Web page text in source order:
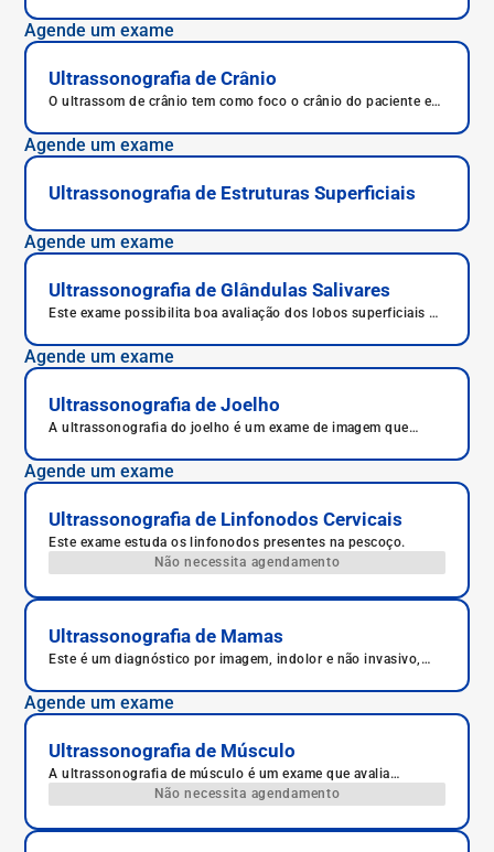
ossos e também rupturas nos tendões.
Agende um exame
Ultrassonografia de Crânio
O ultrassom de crânio tem como foco o crânio do paciente e
aprofundada.
Agende um exame
Ultrassonografia de Estruturas Superficiais
Agende um exame
Ultrassonografia de Glândulas Salivares
Este exame possibilita boa avaliação dos lobos superficiais da
entre massas intra ou extra-glandulares.
Agende um exame
Ultrassonografia de Joelho
A ultrassonografia do joelho é um exame de imagem que
avaliação da resposta ao tratamento.
Agende um exame
Ultrassonografia de Linfonodos Cervicais
Este exame estuda os linfonodos presentes na pescoço.
Não necessita agendamento
Ultrassonografia de Mamas
Este é um diagnóstico por imagem, indolor e não invasivo,
Agende um exame
Ultrassonografia de Músculo
A ultrassonografia de músculo é um exame que avalia
articulações como ombros, cotovelos, joelhos, tornozelos e
quadril, estudando os músculos, tendões e articulações em
tempo real, o que permite um diagnóstico mais preciso.
Não necessita agendamento